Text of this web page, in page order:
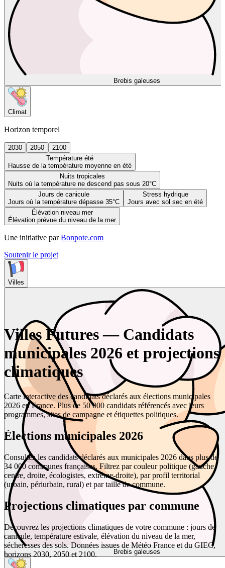
Brebis galeuses
Climat
Horizon temporel
2030 2050
2100
Température été
Hausse de la température moyenne en été
Nuits tropicales
Nuits où la température ne descend pas sous 20°C
Jours de canicule
Jours où la température dépasse 35°C
Stress hydrique
Jours avec sol sec en été
Élévation niveau mer
Élévation prévue du niveau de la mer
Une initiative par Bonpote.com
Soutenir le projet
Villes
Brebis galeuses
Villes Futures — Candidats
municipales 2026 et projections
climatiques
Carte interactive des candidats déclarés aux élections municipales
2026 en France. Plus de 50 000 candidats référencés avec leurs
programmes, sites de campagne et étiquettes politiques.
Élections municipales 2026
Consultez les candidats déclarés aux municipales 2026 dans plus de
34 000 communes françaises. Filtrez par couleur politique (gauche,
centre, droite, écologistes, extrême-droite), par profil territorial
(urbain, périurbain, rural) et par taille de commune.
Projections climatiques par commune
Découvrez les projections climatiques de votre commune : jours de
canicule, température estivale, élévation du niveau de la mer,
sécheresses des sols. Données issues de Météo France et du GIEC,
horizons 2030, 2050 et 2100.